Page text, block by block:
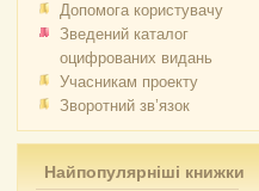
Допомога користувачу
Зведений каталог
оцифрованих видань
Учасникам проекту
Зворотний зв’язок
Найпопулярніші книжки